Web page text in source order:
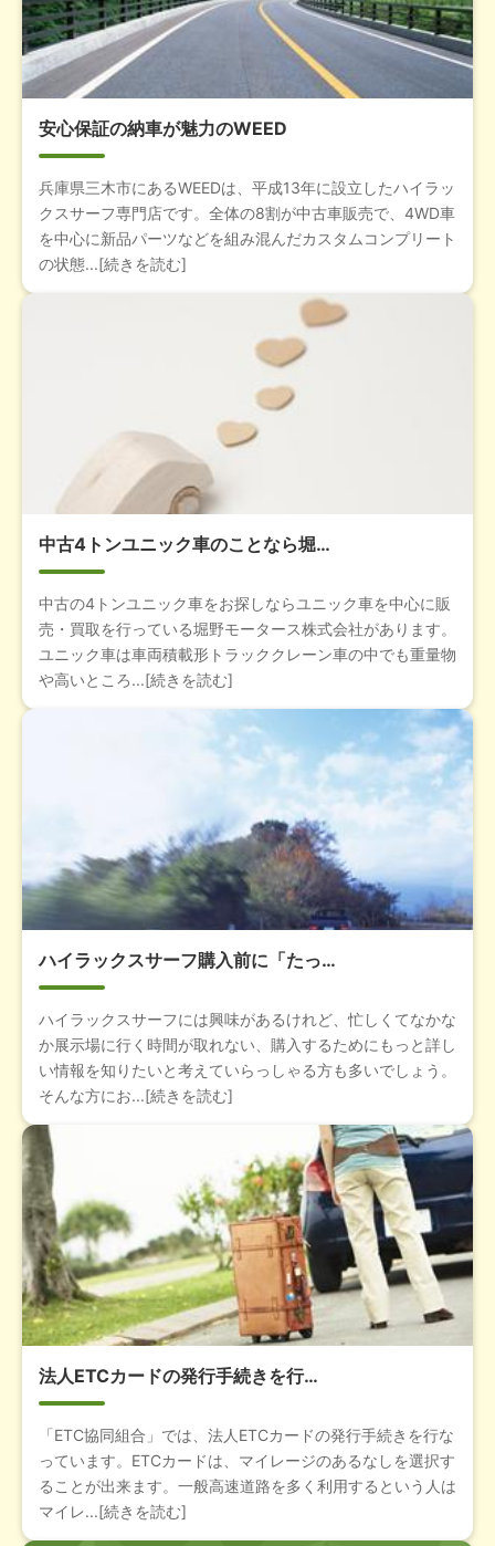
安心保証の納車が魅力のWEED
兵庫県三木市にあるWEEDは、平成13年に設立したハイラッ
クスサーフ専門店です。全体の8割が中古車販売で、4WD車
を中心に新品パーツなどを組み混んだカスタムコンプリート
の状態...[続きを読む]
中古4トンユニック車のことなら堀…
中古の4トンユニック車をお探しならユニック車を中心に販
売・買取を行っている堀野モータース株式会社があります。
ユニック車は車両積載形トラッククレーン車の中でも重量物
や高いところ...[続きを読む]
ハイラックスサーフ購入前に「たっ…
ハイラックスサーフには興味があるけれど、忙しくてなかな
か展示場に行く時間が取れない、購入するためにもっと詳し
い情報を知りたいと考えていらっしゃる方も多いでしょう。
そんな方にお...[続きを読む]
法人ETCカードの発行手続きを行…
「ETC協同組合」では、法人ETCカードの発行手続きを行な
っています。ETCカードは、マイレージのあるなしを選択す
ることが出来ます。一般高速道路を多く利用するという人は
マイレ...[続きを読む]